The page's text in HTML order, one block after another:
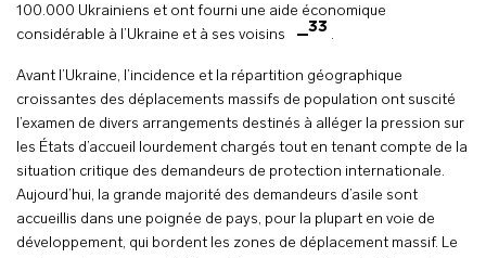
100.000 Ukrainiens et ont fourni une aide économique
considérable à l’Ukraine et à ses voisins
33 .
Avant l’Ukraine, l’incidence et la répartition géographique
croissantes des déplacements massifs de population ont suscité
l’examen de divers arrangements destinés à alléger la pression sur
les États d’accueil lourdement chargés tout en tenant compte de la
situation critique des demandeurs de protection internationale.
Aujourd’hui, la grande majorité des demandeurs d’asile sont
accueillis dans une poignée de pays, pour la plupart en voie de
développement, qui bordent les zones de déplacement massif. Le